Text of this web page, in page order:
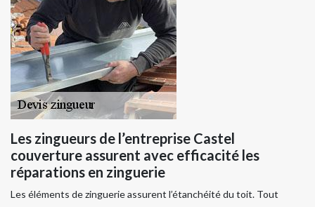
Les zingueurs de l’entreprise Castel
couverture assurent avec efficacité les
réparations en zinguerie
Les éléments de zinguerie assurent l’étanchéité du toit. Tout